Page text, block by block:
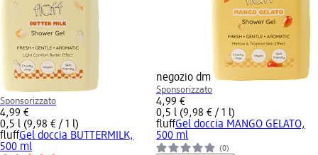
Sponsorizzato
4,99 €
0,5 l (9,98 € / 1 l)
fluffGel doccia BUTTERMILK,
500 ml
negozio dm
Sponsorizzato
4,99 €
0,5 l (9,98 € / 1 l)
fluffGel doccia MANGO GELATO,
500 ml
(0)